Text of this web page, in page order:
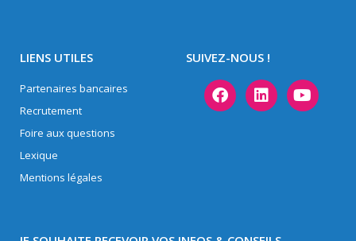
LIENS UTILES
Partenaires bancaires
Recrutement
Foire aux questions
Lexique
Mentions légales
SUIVEZ-NOUS !